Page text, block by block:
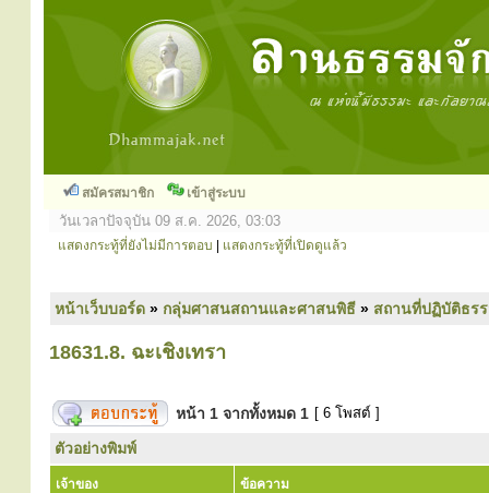
สมัครสมาชิก เข้าสู่ระบบ
วันเวลาปัจจุบัน 09 ส.ค. 2026, 03:03
แสดงกระทู้ที่ยังไม่มีการตอบ แสดงกระทู้ที่เปิดดูแล้ว
หน้าเว็บบอร์ด » กลุ่มศาสนสถานและศาสนพิธี » สถานที่ปฏิบัติธร
18631.8. ฉะเชิงเทรา
หน้า 1 จากทั้งหมด 1 [ 6 โพสต์ ]
ตัวอย่างพิมพ์
เจ้าของ ข้อความ